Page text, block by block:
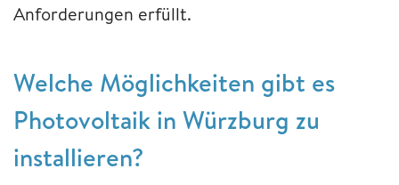
Anforderungen erfüllt.
Welche Möglichkeiten gibt es
Photovoltaik in Würzburg zu
installieren?